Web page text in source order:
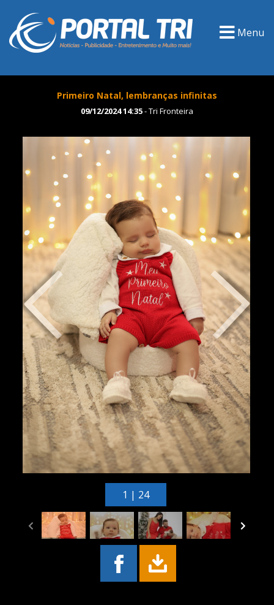
Menu
Primeiro Natal, lembranças infinitas
09/12/2024 14:35- Tri Fronteira
1 | 24